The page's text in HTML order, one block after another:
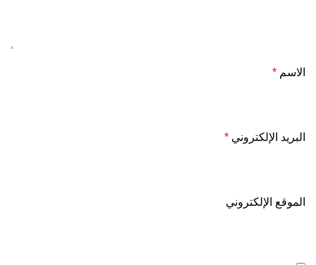
الاسم *
البريد الإلكتروني *
الموقع الإلكتروني